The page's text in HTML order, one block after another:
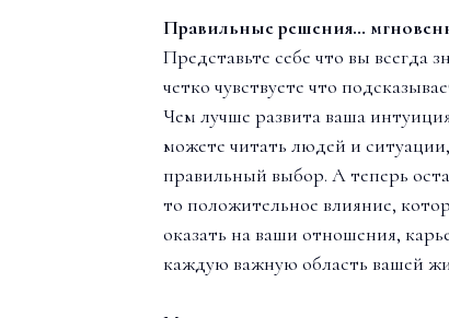
Правильные решения…
Представьте себе что вы всегда
четко чувствуете что
Чем лучше развита ваша
можете читать людей и
правильный выбор. А теперь
то положительное влияние,
оказать на ваши отношения,
каждую важную область вашей